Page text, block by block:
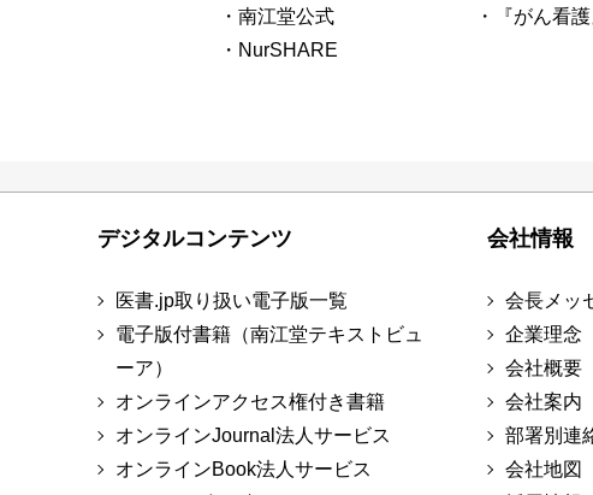
・南江堂公式
・NurSHARE
・『がん看
デジタルコンテンツ
医書.jp取り扱い電子版一覧
電子版付書籍（南江堂テキストビュ
ーア）
オンラインアクセス権付き書籍
オンラインJournal法人サービス
オンラインBook法人サービス
会社情報
会長メッ
企業理念
会社概要
会社案内
部署別連
会社地図